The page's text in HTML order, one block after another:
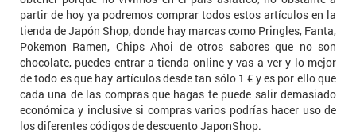
partir de hoy ya podremos comprar todos estos artículos en la
tienda de Japón Shop, donde hay marcas como Pringles, Fanta,
Pokemon Ramen, Chips Ahoi de otros sabores que no son
chocolate, puedes entrar a tienda online y vas a ver y lo mejor
de todo es que hay artículos desde tan sólo 1 € y es por ello que
cada una de las compras que hagas te puede salir demasiado
económica y inclusive si compras varios podrías hacer uso de
los diferentes códigos de descuento JaponShop.